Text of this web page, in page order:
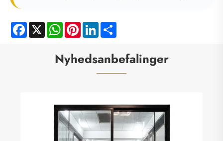
Facebook
X WhatsApp
PinterestLinkedIn
Nyhedsanbefalinger